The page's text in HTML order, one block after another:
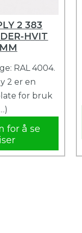
2 383
HVIT
RAL 4004.
2 er en
for bruk
for å se